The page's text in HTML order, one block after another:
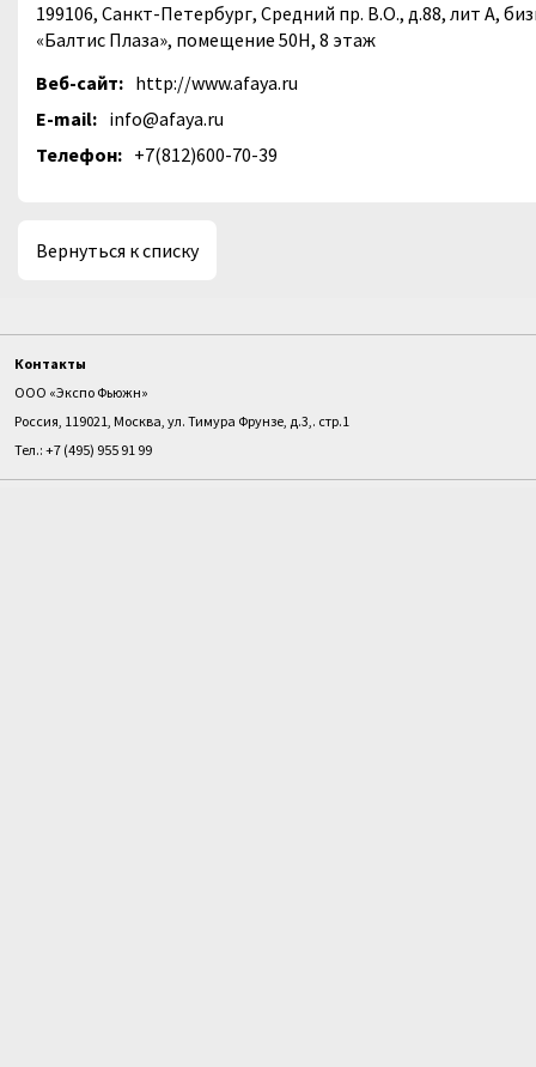
199106, Санкт-Петербург, Средний пр. В.О., д.88, лит А,
«Балтис Плаза», помещение 50Н, 8 этаж
Веб-сайт: http://www.afaya.ru
E-mail: info@afaya.ru
Телефон: +7(812)600-70-39
Вернуться к списку
Контакты
ООО «Экспо Фьюжн»
Россия, 119021, Москва, ул. Тимура Фрунзе, д.3,. стр.1
Тел.: +7 (495) 955 91 99